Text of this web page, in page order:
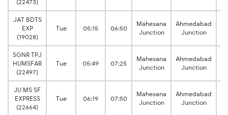
(22473)
JAT BDTS
EXP
(19028)
Tue 05:15 06:50
Mahesana
Junction
Ahmedabad
Junction
SGNR TPJ
HUMSFAR
(22497)
Tue 05:49 07:25
Mahesana
Junction
Ahmedabad
Junction
JU MS SF
EXPRESS
(22664)
Tue 06:19 07:50
Mahesana
Junction
Ahmedabad
Junction